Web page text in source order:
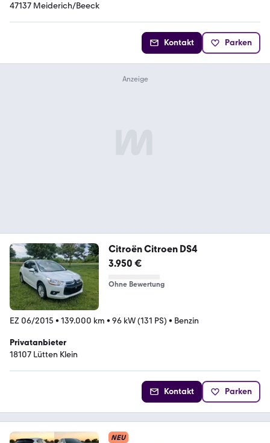
47137 Meiderich/Beeck
Kontakt Parken
Citroën Citroen DS4
3.950 €
Ohne Bewertung
EZ 06/2015 • 139.000 km • 96 kW (131 PS) • Benzin
Privatanbieter
18107 Lütten Klein
Kontakt Parken
NEU